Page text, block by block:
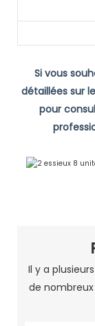
Si vous
détaillées sur
pour
Il y a
de